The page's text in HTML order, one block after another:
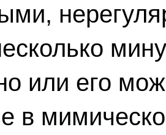
или его
в